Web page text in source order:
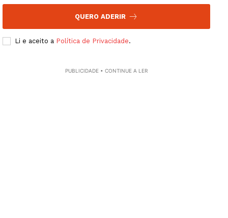
Institucional
QUERO ADERIR
Li e aceito a Política de Privacidade.
PUBLICIDADE • CONTINUE A LER